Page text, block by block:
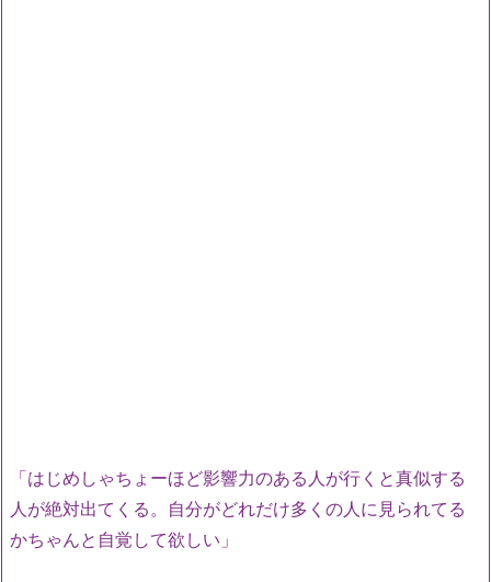
「はじめしゃちょーほど影響力のある人が行くと真似する
人が絶対出てくる。自分がどれだけ多くの人に見られてる
かちゃんと自覚して欲しい」